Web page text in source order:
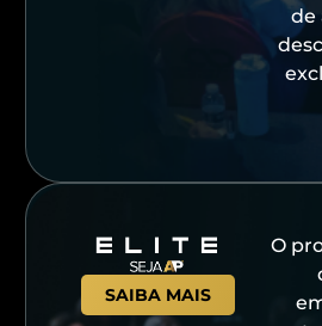
de
SAIBA MAIS
O